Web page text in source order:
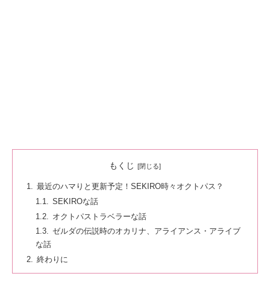
もくじ
最近のハマりと更新予定！SEKIRO時々オクトパス？
SEKIROな話
オクトパストラベラーな話
ゼルダの伝説時のオカリナ、アライアンス・アライブ
な話
終わりに